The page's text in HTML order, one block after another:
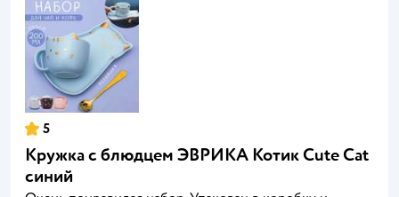
5
Кружка с блюдцем ЭВРИКА Котик Cute Cat
синий